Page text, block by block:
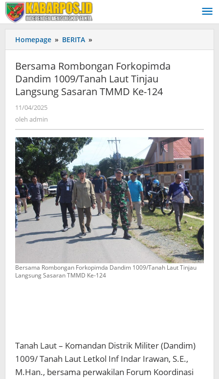
Lewati
ke
konten
Homepage » BERITA »
Rombongan
Forkopimda
Dandim
1009/Tanah
Laut
TMMD
Bersama Rombongan Forkopimda
Dandim 1009/Tanah Laut Tinjau
Langsung Sasaran TMMD Ke-124
11/04/2025
oleh admin
Bersama Rombongan Forkopimda Dandim 1009/Tanah Laut Tinjau
Langsung Sasaran TMMD Ke-124
Tanah Laut – Komandan Distrik Militer (Dandim)
1009/ Tanah Laut Letkol Inf Indar Irawan, S.E.,
M.Han., bersama perwakilan Forum Koordinasi